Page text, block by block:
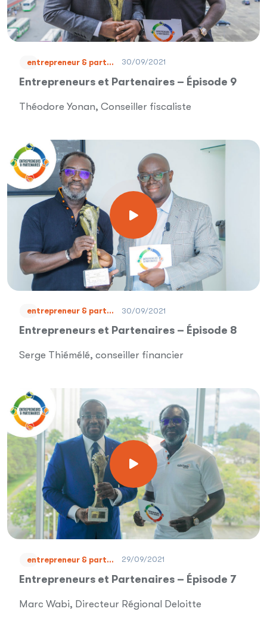
entrepreneur & part... 30/09/2021
Entrepreneurs et Partenaires – Épisode 9
Théodore Yonan, Conseiller fiscaliste
entrepreneur & part... 30/09/2021
Entrepreneurs et Partenaires – Épisode 8
Serge Thiémélé, conseiller financier
entrepreneur & part... 29/09/2021
Entrepreneurs et Partenaires – Épisode 7
Marc Wabi, Directeur Régional Deloitte